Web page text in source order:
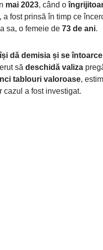
mai 2023, când o
, a fost prinsă în timp ce
sa, o femeie de 73 de ani.
își dă demisia și se
să deschidă valiza
tablouri valoroase,
cazul a fost investigat.